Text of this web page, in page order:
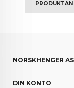
NORSKHENGER AS
DIN KONTO